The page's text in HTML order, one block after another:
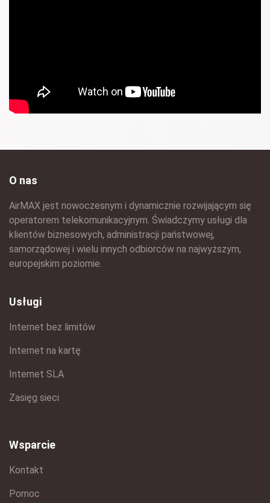
O nas
AirMAX jest nowoczesnym i dynamicznie rozwijającym się
operatorem telekomunikacyjnym. Świadczymy usługi dla
klientów biznesowych, administracji państwowej,
samorządowej i wielu innych odbiorców na najwyższym,
europejskim poziomie.
Usługi
Internet bez limitów
Internet na kartę
Internet SLA
Zasięg sieci
Wsparcie
Kontakt
Pomoc